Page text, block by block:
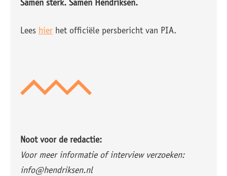
Samen sterk. Samen Hendriksen.
Lees hier het officiële persbericht van PIA.
Noot voor de redactie:
Voor meer informatie of interview verzoeken:
info@hendriksen.nl